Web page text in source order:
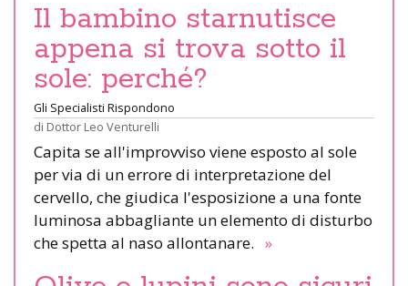
Il bambino starnutisce
appena si trova sotto il
sole: perché?
Gli Specialisti Rispondono
di Dottor Leo Venturelli
Capita se all'improvviso viene esposto al sole
per via di un errore di interpretazione del
cervello, che giudica l'esposizione a una fonte
luminosa abbagliante un elemento di disturbo
che spetta al naso allontanare. »